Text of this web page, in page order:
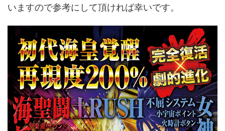
いますので参考にして頂ければ幸いです。